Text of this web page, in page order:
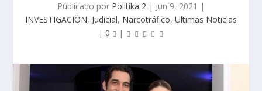
Publicado por Politika 2 | Jun 9, 2021 |
INVESTIGACIÖN, Judicial, Narcotráfico, Ultimas Noticias
| 0 |